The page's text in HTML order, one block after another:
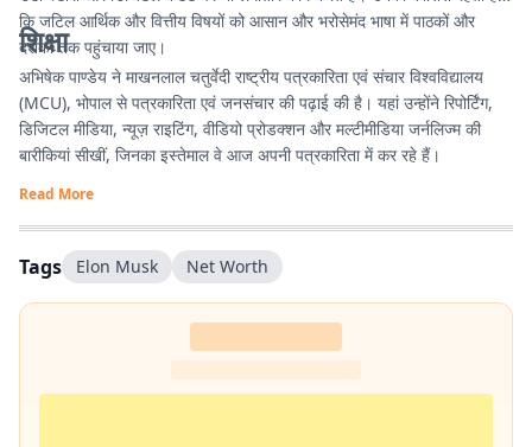
कि जटिल आर्थिक और वित्तीय विषयों को आसान और भरोसेमंद भाषा में पाठकों और
दर्शकों तक पहुंचाया जाए।
शिक्षा
अभिषेक पाण्डेय ने माखनलाल चतुर्वेदी राष्ट्रीय पत्रकारिता एवं संचार विश्वविद्यालय
(MCU), भोपाल से पत्रकारिता एवं जनसंचार की पढ़ाई की है। यहां उन्होंने रिपोर्टिंग,
डिजिटल मीडिया, न्यूज़ राइटिंग, वीडियो प्रोडक्शन और मल्टीमीडिया जर्नलिज्म की
बारीकियां सीखीं, जिनका इस्तेमाल वे आज अपनी पत्रकारिता में कर रहे हैं।
Read More
Tags Elon Musk Net Worth